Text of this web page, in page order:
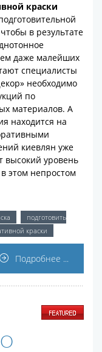
краски
в результате
даже малейших
специалисты
необходимо
по
материалов. А
находится на
киевлян уже
высокий уровень
этом непростом
подготовить
краски
Подробнее ...